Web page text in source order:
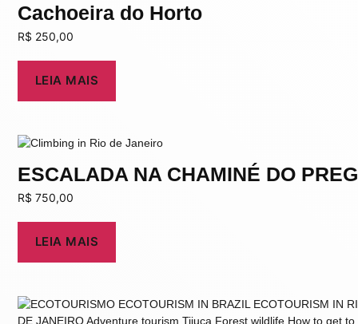
Cachoeira do Horto
R$ 250,00
LEIA MAIS
ESCALADA NA CHAMINÉ DO
R$ 750,00
LEIA MAIS